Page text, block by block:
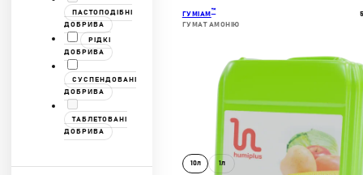
ПАСТОПОДІБНІ
ДОБРИВА
РІДКІ
ДОБРИВА
СУСПЕНДОВАНІ
ДОБРИВА
ТАБЛЕТОВАНІ
ДОБРИВА
ГУМІАМ™
ГУМАТ АМОНІЮ
10л 1л